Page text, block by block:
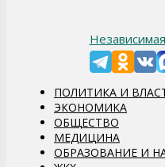
ПОЛИТИКА И
ЭКОНОМИКА
ОБЩЕСТВО
МЕДИЦИНА
ОБРАЗОВАНИЕ И